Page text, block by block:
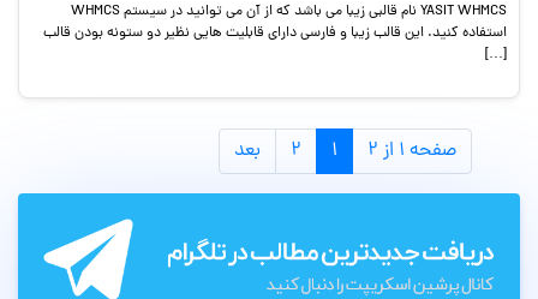
YASIT WHMCS نام قالبی زیبا می باشد که از آن می توانید در سیستم WHMCS
استفاده کنید. این قالب زیبا و فارسی دارای قابلیت هایی نظیر دو ستونه بودن قالب
[…]
صفحه ۱ از ۲ ۱ ۲ بعد